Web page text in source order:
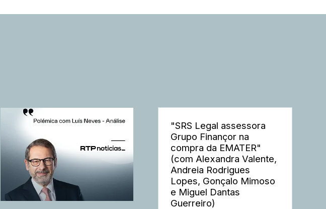
"SRS Legal assessora
Grupo Finançor na
compra da EMATER"
(com Alexandra Valente,
Andreia Rodrigues
Lopes, Gonçalo Mimoso
e Miguel Dantas
Guerreiro)